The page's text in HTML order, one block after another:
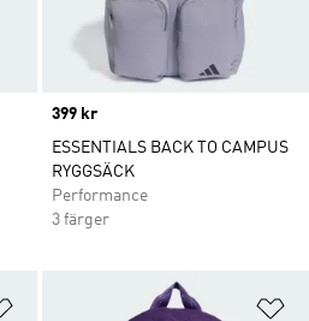
Price
399 kr
ESSENTIALS BACK TO CAMPUS
RYGGSÄCK
Performance
3 färger
Lägg till på önskelistan